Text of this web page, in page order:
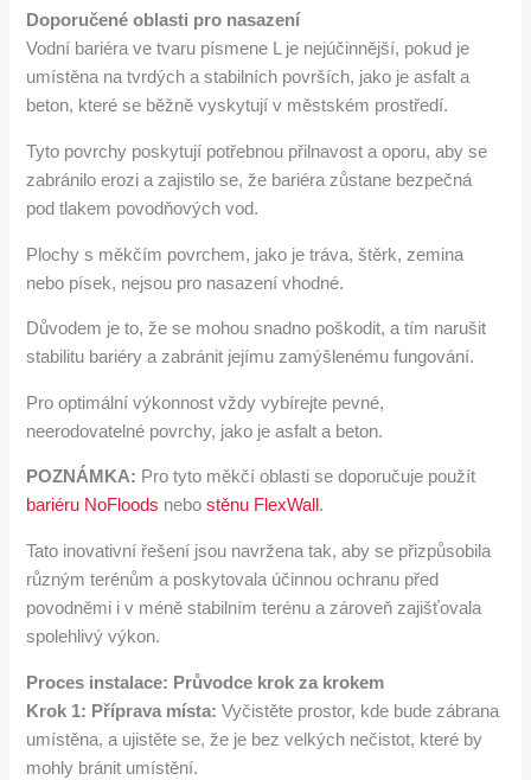
Doporučené oblasti pro nasazení
Vodní bariéra ve tvaru písmene L je nejúčinnější, pokud je
umístěna na tvrdých a stabilních površích, jako je asfalt a
beton, které se běžně vyskytují v městském prostředí.
Tyto povrchy poskytují potřebnou přilnavost a oporu, aby se
zabránilo erozi a zajistilo se, že bariéra zůstane bezpečná
pod tlakem povodňových vod.
Plochy s měkčím povrchem, jako je tráva, štěrk, zemina
nebo písek, nejsou pro nasazení vhodné.
Důvodem je to, že se mohou snadno poškodit, a tím narušit
stabilitu bariéry a zabránit jejímu zamýšlenému fungování.
Pro optimální výkonnost vždy vybírejte pevné,
neerodovatelné povrchy, jako je asfalt a beton.
POZNÁMKA: Pro tyto měkčí oblasti se doporučuje použít
bariéru NoFloods nebostěnu FlexWall .
Tato inovativní řešení jsou navržena tak, aby se přizpůsobila
různým terénům a poskytovala účinnou ochranu před
povodněmi i v méně stabilním terénu a zároveň zajišťovala
spolehlivý výkon.
Proces instalace: Průvodce krok za krokem
Krok 1: Příprava místa: Vyčistěte prostor, kde bude zábrana
umístěna, a ujistěte se, že je bez velkých nečistot, které by
mohly bránit umístění.